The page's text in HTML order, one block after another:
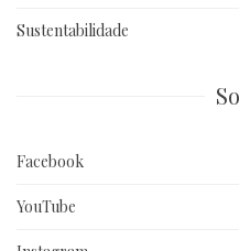
Sustentabilidade
Facebook
YouTube